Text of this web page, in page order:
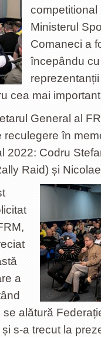
competitional
Ministerul
Comaneci a
începându
cea mai
General al
în
2022: Codru
Raid) și
a
alătură
s-a trecut la